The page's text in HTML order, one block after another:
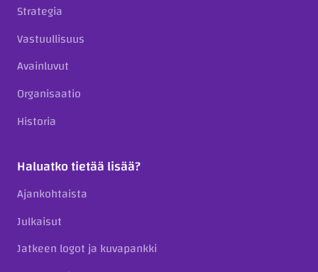
Strategia
Vastuullisuus
Avainluvut
Organisaatio
Historia
Haluatko tietää lisää?
Ajankohtaista
Julkaisut
Jatkeen logot ja kuvapankki